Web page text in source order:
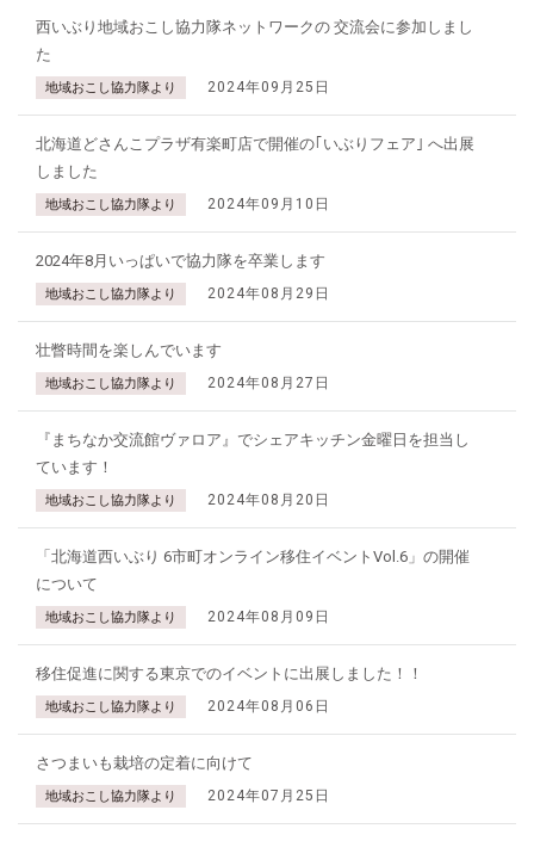
西いぶり地域おこし協力隊ネットワークの 交流会に参加しまし
た
地域おこし協力隊より 2024年09月25日
北海道どさんこプラザ有楽町店で開催の｢いぶりフェア｣ へ出展
しました
地域おこし協力隊より 2024年09月10日
2024年8月いっぱいで協力隊を卒業します
地域おこし協力隊より 2024年08月29日
壮瞥時間を楽しんでいます
地域おこし協力隊より 2024年08月27日
『まちなか交流館ヴァロア』でシェアキッチン金曜日を担当し
ています！
地域おこし協力隊より 2024年08月20日
「北海道西いぶり 6市町オンライン移住イベントVol.6」の開催
について
地域おこし協力隊より 2024年08月09日
移住促進に関する東京でのイベントに出展しました！！
地域おこし協力隊より 2024年08月06日
さつまいも栽培の定着に向けて
地域おこし協力隊より 2024年07月25日